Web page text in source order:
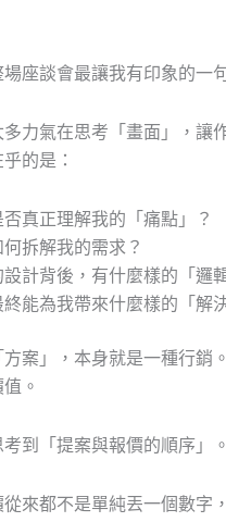
座談會最讓我有印象的一
力氣在思考「畫面」，讓
的是：
否真正理解我的「痛點」？
何拆解我的需求？
設計背後，有什麼樣的「邏
終能為我帶來什麼樣的「解
案」，本身就是一種行銷
。
到「提案與報價的順序」。
來都不是單純丟一個數字